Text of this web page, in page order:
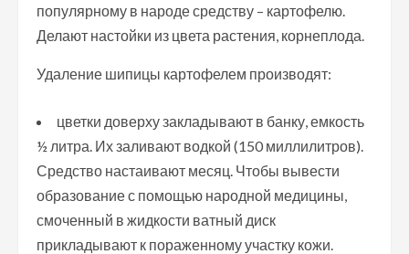
популярному в народе средству – картофелю.
Делают настойки из цвета растения, корнеплода.
Удаление шипицы картофелем производят:
цветки доверху закладывают в банку, емкость
½ литра. Их заливают водкой (150 миллилитров).
Средство настаивают месяц. Чтобы вывести
образование с помощью народной медицины,
смоченный в жидкости ватный диск
прикладывают к пораженному участку кожи.